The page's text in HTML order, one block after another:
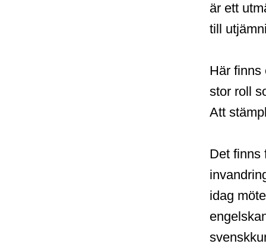
är ett
till
Här finns
stor roll
Att
Det finns
idag